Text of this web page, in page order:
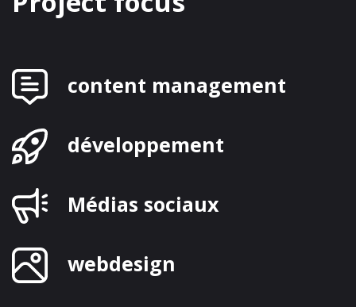
content management
développement
Médias sociaux
webdesign